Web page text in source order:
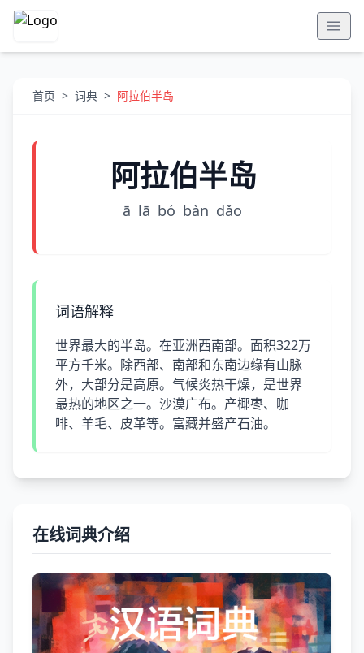
首页 > 词典 > 阿拉伯半岛
阿拉伯半岛
ā lā bó bàn dǎo
词语解释
世界最大的半岛。在亚洲西南部。面积322万
平方千米。除西部、南部和东南边缘有山脉
外，大部分是高原。气候炎热干燥，是世界
最热的地区之一。沙漠广布。产椰枣、咖
啡、羊毛、皮革等。富藏并盛产石油。
在线词典介绍